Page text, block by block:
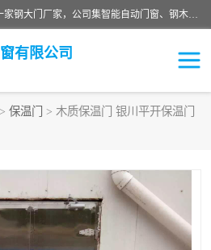
安徽吉运祥智能技术有限公司是一家钢大门厂家，公司集智能自动门窗、钢木门、特种门窗、工业门窗、图集门窗、定制门窗、非标门窗等通道产品的研发设计、制作、安装于一体的综合性、性高新技术企业。
有限公司
> 保温门
> 木质保温门 银川平开保温门
变压器室门窗